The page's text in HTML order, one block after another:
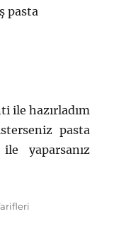
pasta
ile hazırladım
pasta
yaparsanız